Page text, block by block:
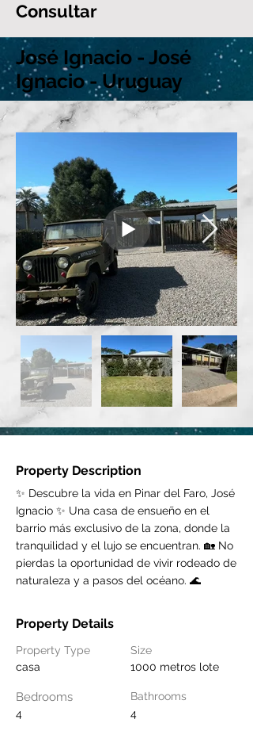
Consultar
José Ignacio - José
Ignacio - Uruguay
Property Description
✨ Descubre la vida en Pinar del Faro, José
Ignacio ✨ Una casa de ensueño en el
barrio más exclusivo de la zona, donde la
tranquilidad y el lujo se encuentran. 🏡 No
pierdas la oportunidad de vivir rodeado de
naturaleza y a pasos del océano. 🌊
Property Details
Property Type
casa
Bedrooms
4
Size
1000 metros lote
Bathrooms
4